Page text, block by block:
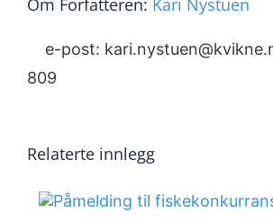
Om Forfatteren: Kari Nystuen
e-post:
809
Relaterte innlegg